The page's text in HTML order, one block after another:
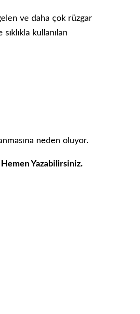
ve daha çok rüzgar
kullanılan
neden oluyor.
Hemen Yazabilirsiniz.